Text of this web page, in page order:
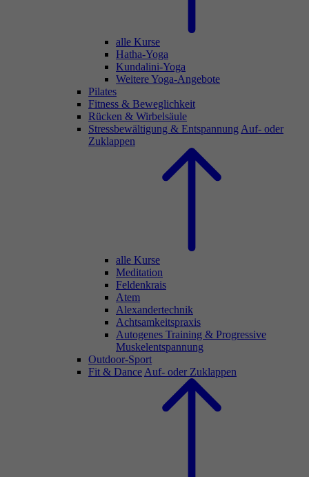
alle Kurse
Hatha-Yoga
Kundalini-Yoga
Weitere Yoga-Angebote
Pilates
Fitness & Beweglichkeit
Rücken & Wirbelsäule
Stressbewältigung & Entspannung Auf- oder
Zuklappen
alle Kurse
Meditation
Feldenkrais
Atem
Alexandertechnik
Achtsamkeitspraxis
Autogenes Training & Progressive
Muskelentspannung
Outdoor-Sport
Fit & Dance Auf- oder Zuklappen